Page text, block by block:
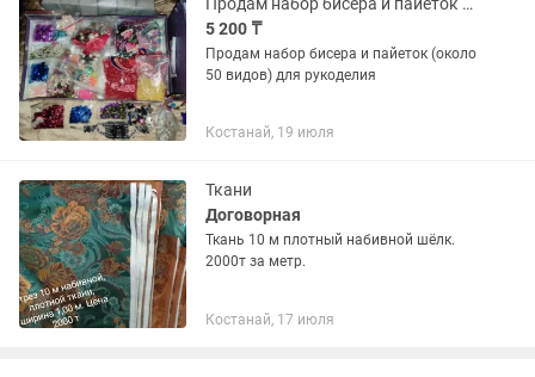
5 200 ₸
Продам набор бисера и пайеток (около
50 видов) для рукоделия
Костанай, 19 июля
Ткани
Договорная
Ткань 10 м плотный набивной шёлк.
2000т за метр.
Костанай, 17 июля